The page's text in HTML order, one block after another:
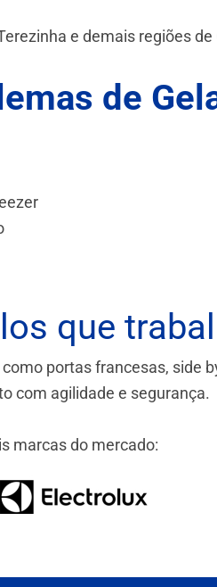
e demais regiões de
de
que
portas francesas, side
com agilidade e segurança.
marcas do mercado: